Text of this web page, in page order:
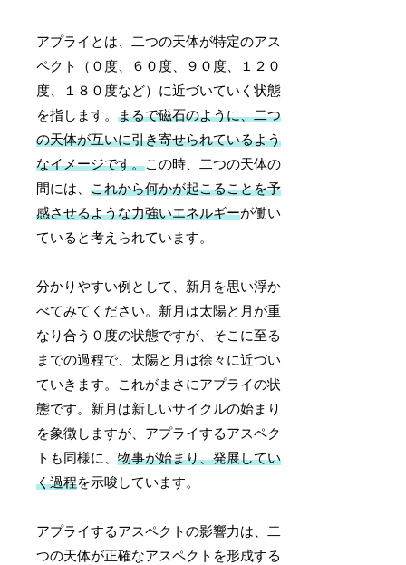
アプライとは、二つの天体が特定のアス
ペクト（０度、６０度、９０度、１２０
度、１８０度など）に近づいていく状態
を指します。まるで磁石のように、二つ
の天体が互いに引き寄せられているよう
なイメージです。この時、二つの天体の
間には、これから何かが起こることを予
感させるような力強いエネルギーが働い
ていると考えられています。
分かりやすい例として、新月を思い浮か
べてみてください。新月は太陽と月が重
なり合う０度の状態ですが、そこに至る
までの過程で、太陽と月は徐々に近づい
ていきます。これがまさにアプライの状
態です。新月は新しいサイクルの始まり
を象徴しますが、アプライするアスペク
トも同様に、物事が始まり、発展してい
く過程を示唆しています。
アプライするアスペクトの影響力は、二
つの天体が正確なアスペクトを形成する